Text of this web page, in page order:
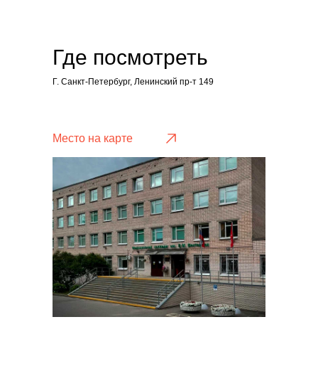
Где посмотреть
Г. Санкт-Петербург, Ленинский пр-т 149
Место на карте